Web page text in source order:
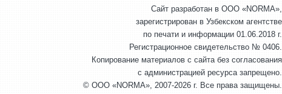
Сайт разработан в ООО «NORMA»,
зарегистрирован в Узбекском агентстве
по печати и информации 01.06.2018 г.
Регистрационное свидетельство № 0406.
Копирование материалов с сайта без согласования
с администрацией ресурса запрещено.
© ООО «NORMA», 2007-2026 г. Все права защищены.